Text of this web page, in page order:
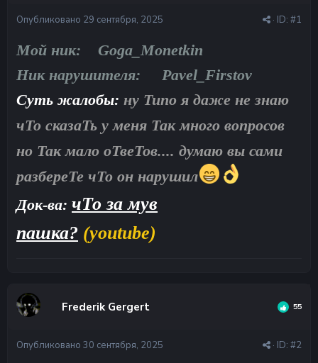
· ID: #1
Опубликовано 29 сентября, 2025
Мой ник: Goga_Monetkin
Ник нарушителя: Pavel_Firstov
Суть жалобы: ну Типо я даже не знаю
чТо сказаТь у меня Так много вопросов
но Так мало оТвеТов.... думаю вы сами
разбереТе чТо он нарушил
Док-ва: чТо за мув
пашка? (youtube)
Frederik Gergert 55
· ID: #2
Опубликовано 30 сентября, 2025